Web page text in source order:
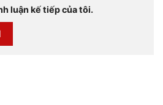
luận kế tiếp của tôi.